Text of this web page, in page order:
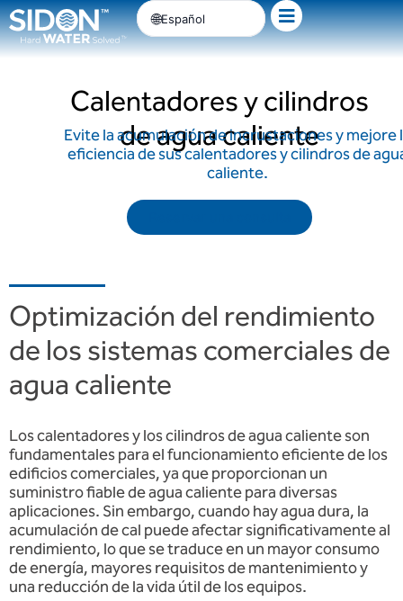
Ir
al
contenido
Español
Calentadores y cilindros
de agua caliente
Evite la acumulación de incrustaciones y mejore
eficiencia de sus calentadores y cilindros de
caliente.
Optimización del rendimiento
de los sistemas comerciales de
agua caliente
Los calentadores y los cilindros de agua caliente son
fundamentales para el funcionamiento eficiente de los
edificios comerciales, ya que proporcionan un
suministro fiable de agua caliente para diversas
aplicaciones. Sin embargo, cuando hay agua dura, la
acumulación de cal puede afectar significativamente al
rendimiento, lo que se traduce en un mayor consumo
de energía, mayores requisitos de mantenimiento y
una reducción de la vida útil de los equipos.